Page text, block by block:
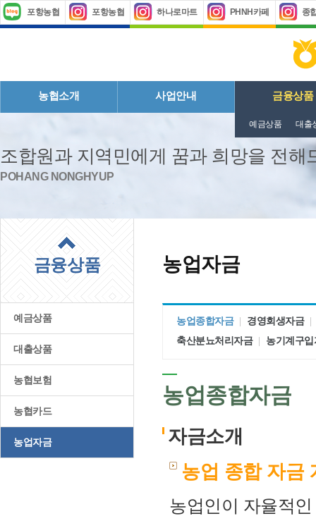
포항농협 포항농협 하나로마트 PHNH카페 종
농협소개 사업안내 금융상품
예금상품 대출
조합원과 지역민에게 꿈과 희망을 전해
POHANG NONGHYUP
금융상품
예금상품
대출상품
농협보험
농협카드
농업자금
농업자금
농업종합자금
경영회생자금
축산분뇨처리자금
농기계구입
농업종합자금
자금소개
농업 종합 자금
농업인이 자율적